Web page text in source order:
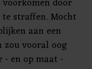
straffen. Mocht
aan een
zou vooral oog
- en op maat -